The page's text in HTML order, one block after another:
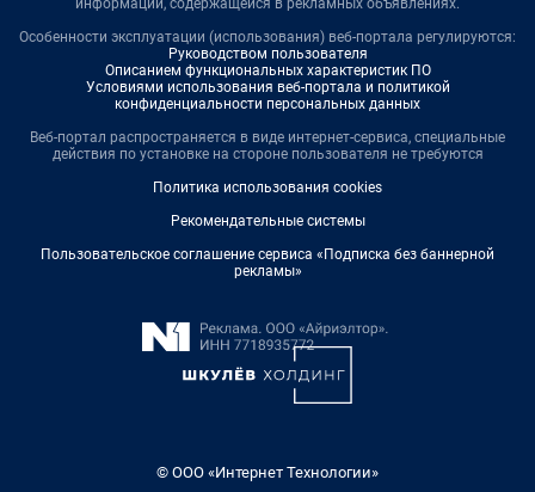
Особенности эксплуатации (использования) веб-портала регулируются:
Руководством пользователя
Описанием функциональных характеристик ПО
Условиями использования веб-портала и политикой
конфиденциальности персональных данных
Веб-портал распространяется в виде интернет-сервиса, специальные
действия по установке на стороне пользователя не требуются
Политика использования cookies
Рекомендательные системы
Пользовательское соглашение сервиса «Подписка без баннерной
рекламы»
© ООО «Интернет Технологии»